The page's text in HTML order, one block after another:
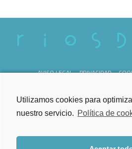
AVISO LEGAL PRIVACIDAD
Utilizamos cookies para
nuestro servicio. Política de